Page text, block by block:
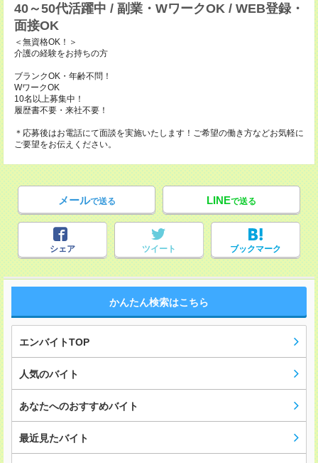
40～50代活躍中 / 副業・WワークOK / WEB登録・
面接OK
＜無資格OK！＞
介護の経験をお持ちの方
ブランクOK・年齢不問！
WワークOK
10名以上募集中！
履歴書不要・来社不要！
＊応募後はお電話にて面談を実施いたします！ご希望の働き方などお気軽に
ご要望をお伝えください。
メールで送る LINEで送る
シェア ツイート ブックマーク
かんたん検索はこちら
エンバイトTOP
人気のバイト
あなたへのおすすめバイト
最近見たバイト